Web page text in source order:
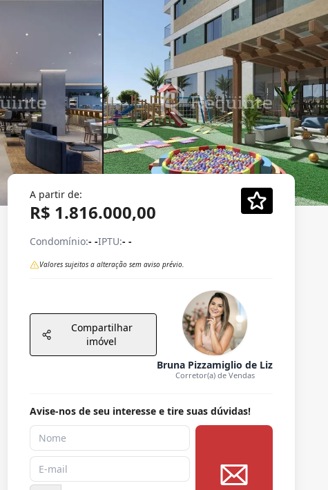
A partir de:
R$ 1.816.000,00
Condomínio:- -IPTU:- -
Valores sujeitos a alteração sem aviso prévio.
Compartilhar
imóvel
Bruna Pizzamiglio de Liz
Corretor(a) de Vendas
Avise-nos de seu interesse e tire suas dúvidas!